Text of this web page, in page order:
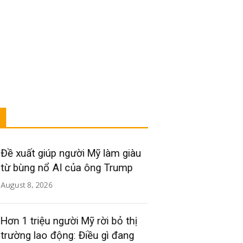
Đề xuất giúp người Mỹ làm giàu
từ bùng nổ AI của ông Trump
August 8, 2026
Hơn 1 triệu người Mỹ rời bỏ thị
trường lao động: Điều gì đang